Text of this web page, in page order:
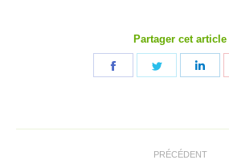
Partager cet article
Partager Partager
PRÉCÉDENT